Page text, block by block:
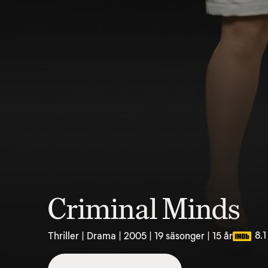
Criminal Minds
Thriller | Drama | 2005 | 19 säsonger | 15 år 8.1